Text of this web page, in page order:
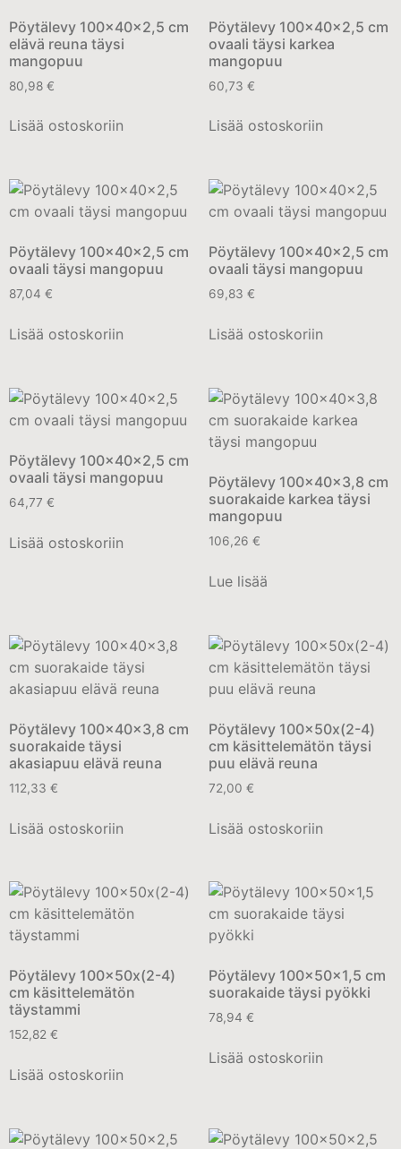
Pöytälevy 100x40x2,5 cm
elävä reuna täysi
mangopuu
80,98 €
Lisää ostoskoriin
Pöytälevy 100x40x2,5 cm
ovaali täysi karkea
mangopuu
60,73 €
Lisää ostoskoriin
Pöytälevy 100x40x2,5 cm
ovaali täysi mangopuu
87,04 €
Lisää ostoskoriin
Pöytälevy 100x40x2,5 cm
ovaali täysi mangopuu
69,83 €
Lisää ostoskoriin
Pöytälevy 100x40x2,5 cm
ovaali täysi mangopuu
64,77 €
Lisää ostoskoriin
Pöytälevy 100x40x3,8 cm
suorakaide karkea täysi
mangopuu
106,26 €
Lue lisää
Pöytälevy 100x40x3,8 cm
suorakaide täysi
akasiapuu elävä reuna
112,33 €
Lisää ostoskoriin
Pöytälevy 100x50x(2-4)
cm käsittelemätön täysi
puu elävä reuna
72,00 €
Lisää ostoskoriin
Pöytälevy 100x50x(2-4)
cm käsittelemätön
täystammi
152,82 €
Lisää ostoskoriin
Pöytälevy 100x50x1,5 cm
suorakaide täysi pyökki
78,94 €
Lisää ostoskoriin